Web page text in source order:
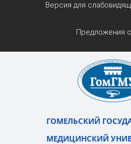
Версия для
Предложения
ГОМЕЛЬСКИЙ
МЕДИЦИНСКИЙ